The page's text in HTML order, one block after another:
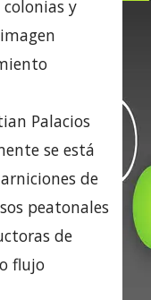
y
Palacios
se está
de
peatonales
de
flujo